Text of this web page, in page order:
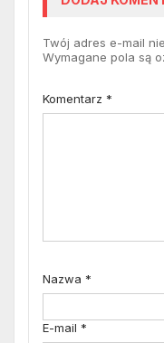
Twój adres e-mail
Wymagane pola są
Komentarz *
Nazwa *
E-mail *